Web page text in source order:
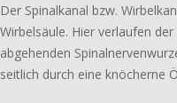
Der Spinalkanal bzw.
Wirbelsäule. Hier verlau­fen
abge­hen­den
seit­lich durch eine knöcher­ne